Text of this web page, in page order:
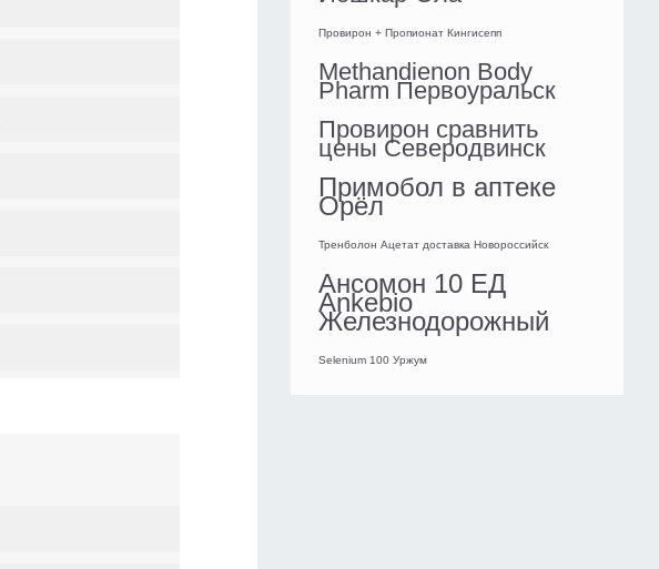
Провирон + Пропионат Кингисепп
Methandienon Body
Pharm Первоуральск
Провирон сравнить
цены Северодвинск
Примобол в аптеке
Орёл
Тренболон Ацетат доставка Новороссийск
Ансомон 10 ЕД
Ankebio
Железнодорожный
Selenium 100 Уржум